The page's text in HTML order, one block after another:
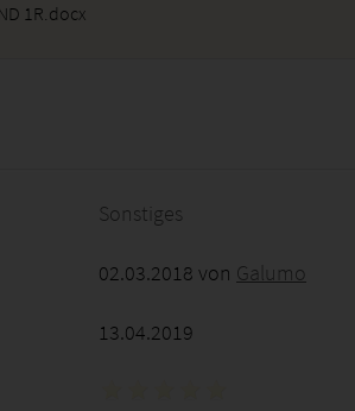
1R.docx
Sonstiges
02.03.2018 von Galumo
13.04.2019